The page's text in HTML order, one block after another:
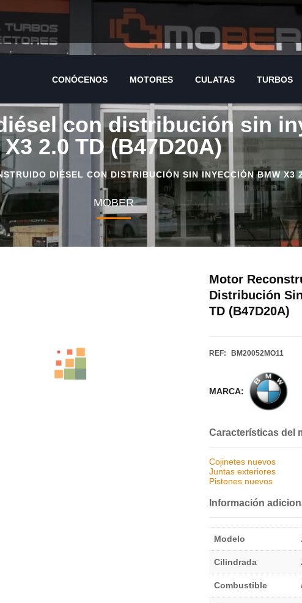
CONÓCENOS MOTORES CULATAS TURBOS
CONÓCENOS
con distribución sin
X3 2.0 TD (B47D20A)
DIÉSEL CON DISTRIBUCIÓN SIN INYECCIÓN BMW X3
MOBER
Motor
Distribución
TD (B47D20A)
REF: BM20052MO11
MARCA:
Características del
Cojinetes nuevos
Juntas exteriores
Pistones nuevos
Información
Modelo
Cilindrada
Combustible